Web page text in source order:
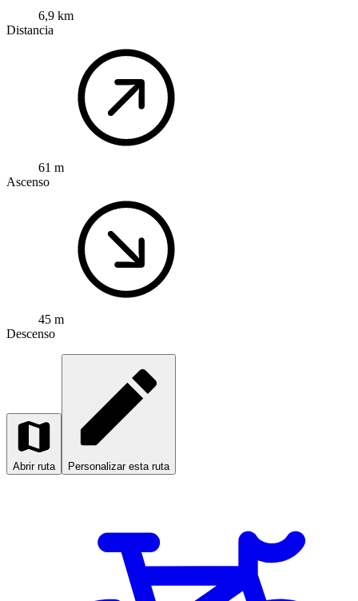
6,9 km
Distancia
61 m
Ascenso
45 m
Descenso
Abrir ruta Personalizar esta ruta